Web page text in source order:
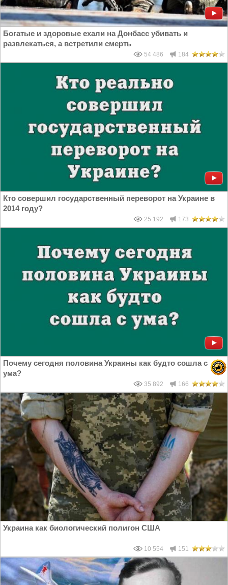
Богатые и здоровые ехали на Донбасс убивать и
развлекаться, а встретили смерть
54 486 184
Кто совершил государственный переворот на Украине в
2014 году?
25 192 173
Почему сегодня половина Украины как будто сошла с
ума?
35 892 166
Украина как биологический полигон США
10 554 151